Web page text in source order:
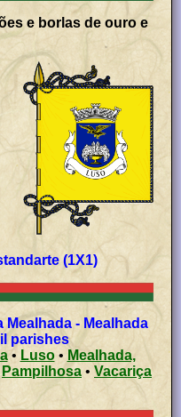
e borlas de ouro e
(1X1)
- Mealhada
parishes
• Luso• Mealhada,
Pampilhosa • Vacariça